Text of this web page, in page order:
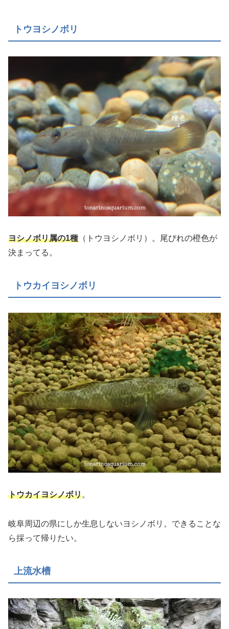
トウヨシノボリ
ヨシノボリ属の1種 （トウヨシノボリ）。尾びれの橙色が
決まってる。
トウカイヨシノボリ
トウカイヨシノボリ。
岐阜周辺の県にしか生息しないヨシノボリ。できることな
ら採って帰りたい。
上流水槽